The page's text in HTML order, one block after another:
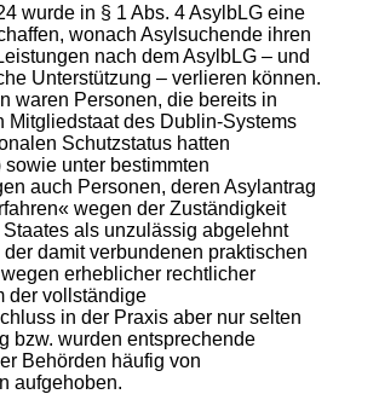
wurde in § 1 Abs. 4 AsylbLG eine
wonach Asylsuchende ihren
nach dem AsylbLG – und
Unterstützung – verlieren können.
waren Personen, die bereits in
Mitgliedstaat des Dublin-Systems
Schutzstatus hatten
unter bestimmten
auch Personen, deren Asylantrag
wegen der Zuständigkeit
als unzulässig abgelehnt
damit verbundenen praktischen
erheblicher rechtlicher
der vollständige
in der Praxis aber nur selten
bzw. wurden entsprechende
Behörden häufig von
aufgehoben.